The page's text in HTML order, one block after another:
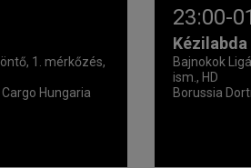
1. mérkőzés,
Cargo Hungaria
23:00-
Kézilabda
Bajnokok
ism., HD
Borussia